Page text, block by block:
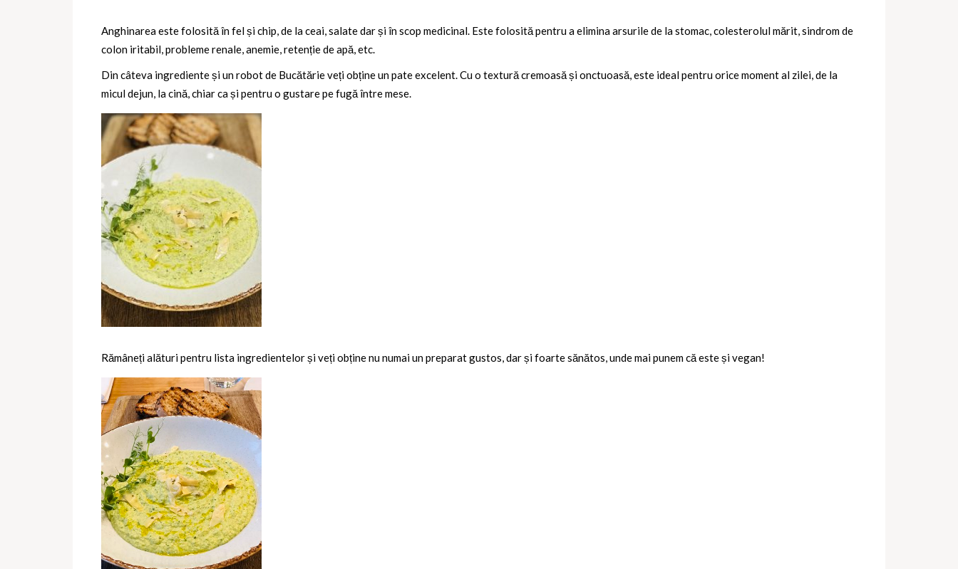
Anghinarea este folosită în fel și chip, de la ceai, salate dar și în scop medicinal. Este folosită pentru a elimina arsurile de la stomac, colesterolul mărit, sindrom de
colon iritabil, probleme renale, anemie, retenție de apă, etc.
Din câteva ingrediente și un robot de Bucătărie veți obține un pate excelent. Cu o textură cremoasă și onctuoasă, este ideal pentru orice moment al zilei, de la
micul dejun, la cină, chiar ca și pentru o gustare pe fugă între mese.
Rămâneți alături pentru lista ingredientelor și veți obține nu numai un preparat gustos, dar și foarte sănătos, unde mai punem că este și vegan!